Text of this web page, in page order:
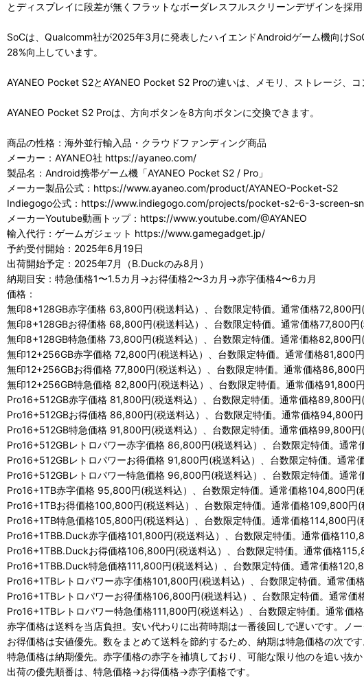
とディスプレイに段差が無くフラットなボーダレスフルスクリーンデザインを採用
SoCは、Qualcomm社が2025年3月に発表したハイエンドAndroidゲーム機向け
28%向上しています。
AYANEO Pocket S2とAYANEO Pocket S2 Proの違いは、メモリ、ストレージ、
AYANEO Pocket S2 Proは、方向ボタンを8方向ボタンに交換できます。
商品の性格：海外並行輸入品・クラウドファンディング商品
メーカー：AYANEO社 https://ayaneo.com/
製品名：Android携帯ゲーム機「AYANEO Pocket S2 / Pro」
メーカー製品公式：https://www.ayaneo.com/product/AYANEO-Pocket-S2
Indiegogo公式：https://www.indiegogo.com/projects/pocket-s2-6-3-screen-
メーカーYoutube動画トップ：https://www.youtube.com/@AYANEO
輸入代行：ゲームガジェット https://www.gamegadget.jp/
予約受付開始：2025年6月19日
出荷開始予定：2025年7月（B.Duckのみ8月）
納期目安：特急価格1〜1.5カ月→お得価格2〜3カ月→赤字価格4〜6カ月
価格：
無印8+128GB赤字価格 63,800円(税送料込）、台数限定特価。通常価格72,800円(
無印8+128GBお得価格 68,800円(税送料込）、台数限定特価。通常価格77,800円(
無印8+128GB特急価格 73,800円(税送料込）、台数限定特価。通常価格82,800円(
無印12+256GB赤字価格 72,800円(税送料込）、台数限定特価。通常価格81,800円
無印12+256GBお得価格 77,800円(税送料込）、台数限定特価。通常価格86,800円
無印12+256GB特急価格 82,800円(税送料込）、台数限定特価。通常価格91,800円
Pro16+512GB赤字価格 81,800円(税送料込）、台数限定特価。通常価格89,800円(
Pro16+512GBお得価格 86,800円(税送料込）、台数限定特価。通常価格94,800円(
Pro16+512GB特急価格 91,800円(税送料込）、台数限定特価。通常価格99,800円(
Pro16+512GBレトロパワー赤字価格 86,800円(税送料込）、台数限定特価。通常
Pro16+512GBレトロパワーお得価格 91,800円(税送料込）、台数限定特価。通常
Pro16+512GBレトロパワー特急価格 96,800円(税送料込）、台数限定特価。通常
Pro16+1TB赤字価格 95,800円(税送料込）、台数限定特価。通常価格104,800円(
Pro16+1TBお得価格100,800円(税送料込）、台数限定特価。通常価格109,800円(
Pro16+1TB特急価格105,800円(税送料込）、台数限定特価。通常価格114,800円(
Pro16+1TBB.Duck赤字価格101,800円(税送料込）、台数限定特価。通常価格
Pro16+1TBB.Duckお得価格106,800円(税送料込）、台数限定特価。通常価格
Pro16+1TBB.Duck特急価格111,800円(税送料込）、台数限定特価。通常価格
Pro16+1TBレトロパワー赤字価格101,800円(税送料込）、台数限定特価。通常価
Pro16+1TBレトロパワーお得価格106,800円(税送料込）、台数限定特価。通常価
Pro16+1TBレトロパワー特急価格111,800円(税送料込）、台数限定特価。通常価
赤字価格は送料を当店負担。安い代わりに出荷時期は一番後回しで遅いです。ノー
お得価格は安値優先。数をまとめて送料を節約するため、納期は特急価格の次です
特急価格は納期優先。赤字価格の赤字を補填しており、可能な限り他のを追い抜か
出荷の優先順番は、特急価格→お得価格→赤字価格です。